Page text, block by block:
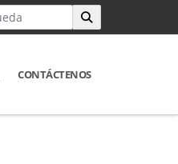
CONTÁCTENOS